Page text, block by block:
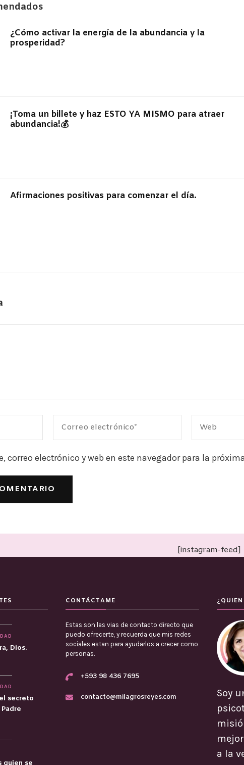
¿Cómo activar la energía de la abundancia y la
prosperidad?
¡Toma un billete y haz ESTO YA MISMO para atraer
abundancia!💰
Afirmaciones positivas para comenzar el día.
correo electrónico y web en este navegador para la
[instagram-feed]
Dios.
secreto
quien se
CONTÁCTAME
Estas son las vias de contacto directo que
puedo ofrecerte, y recuerda que mis redes
sociales estan para ayudarlos a crecer como
personas.
+593 98 436 7695
contacto@milagrosreyes.com
Soy
a la